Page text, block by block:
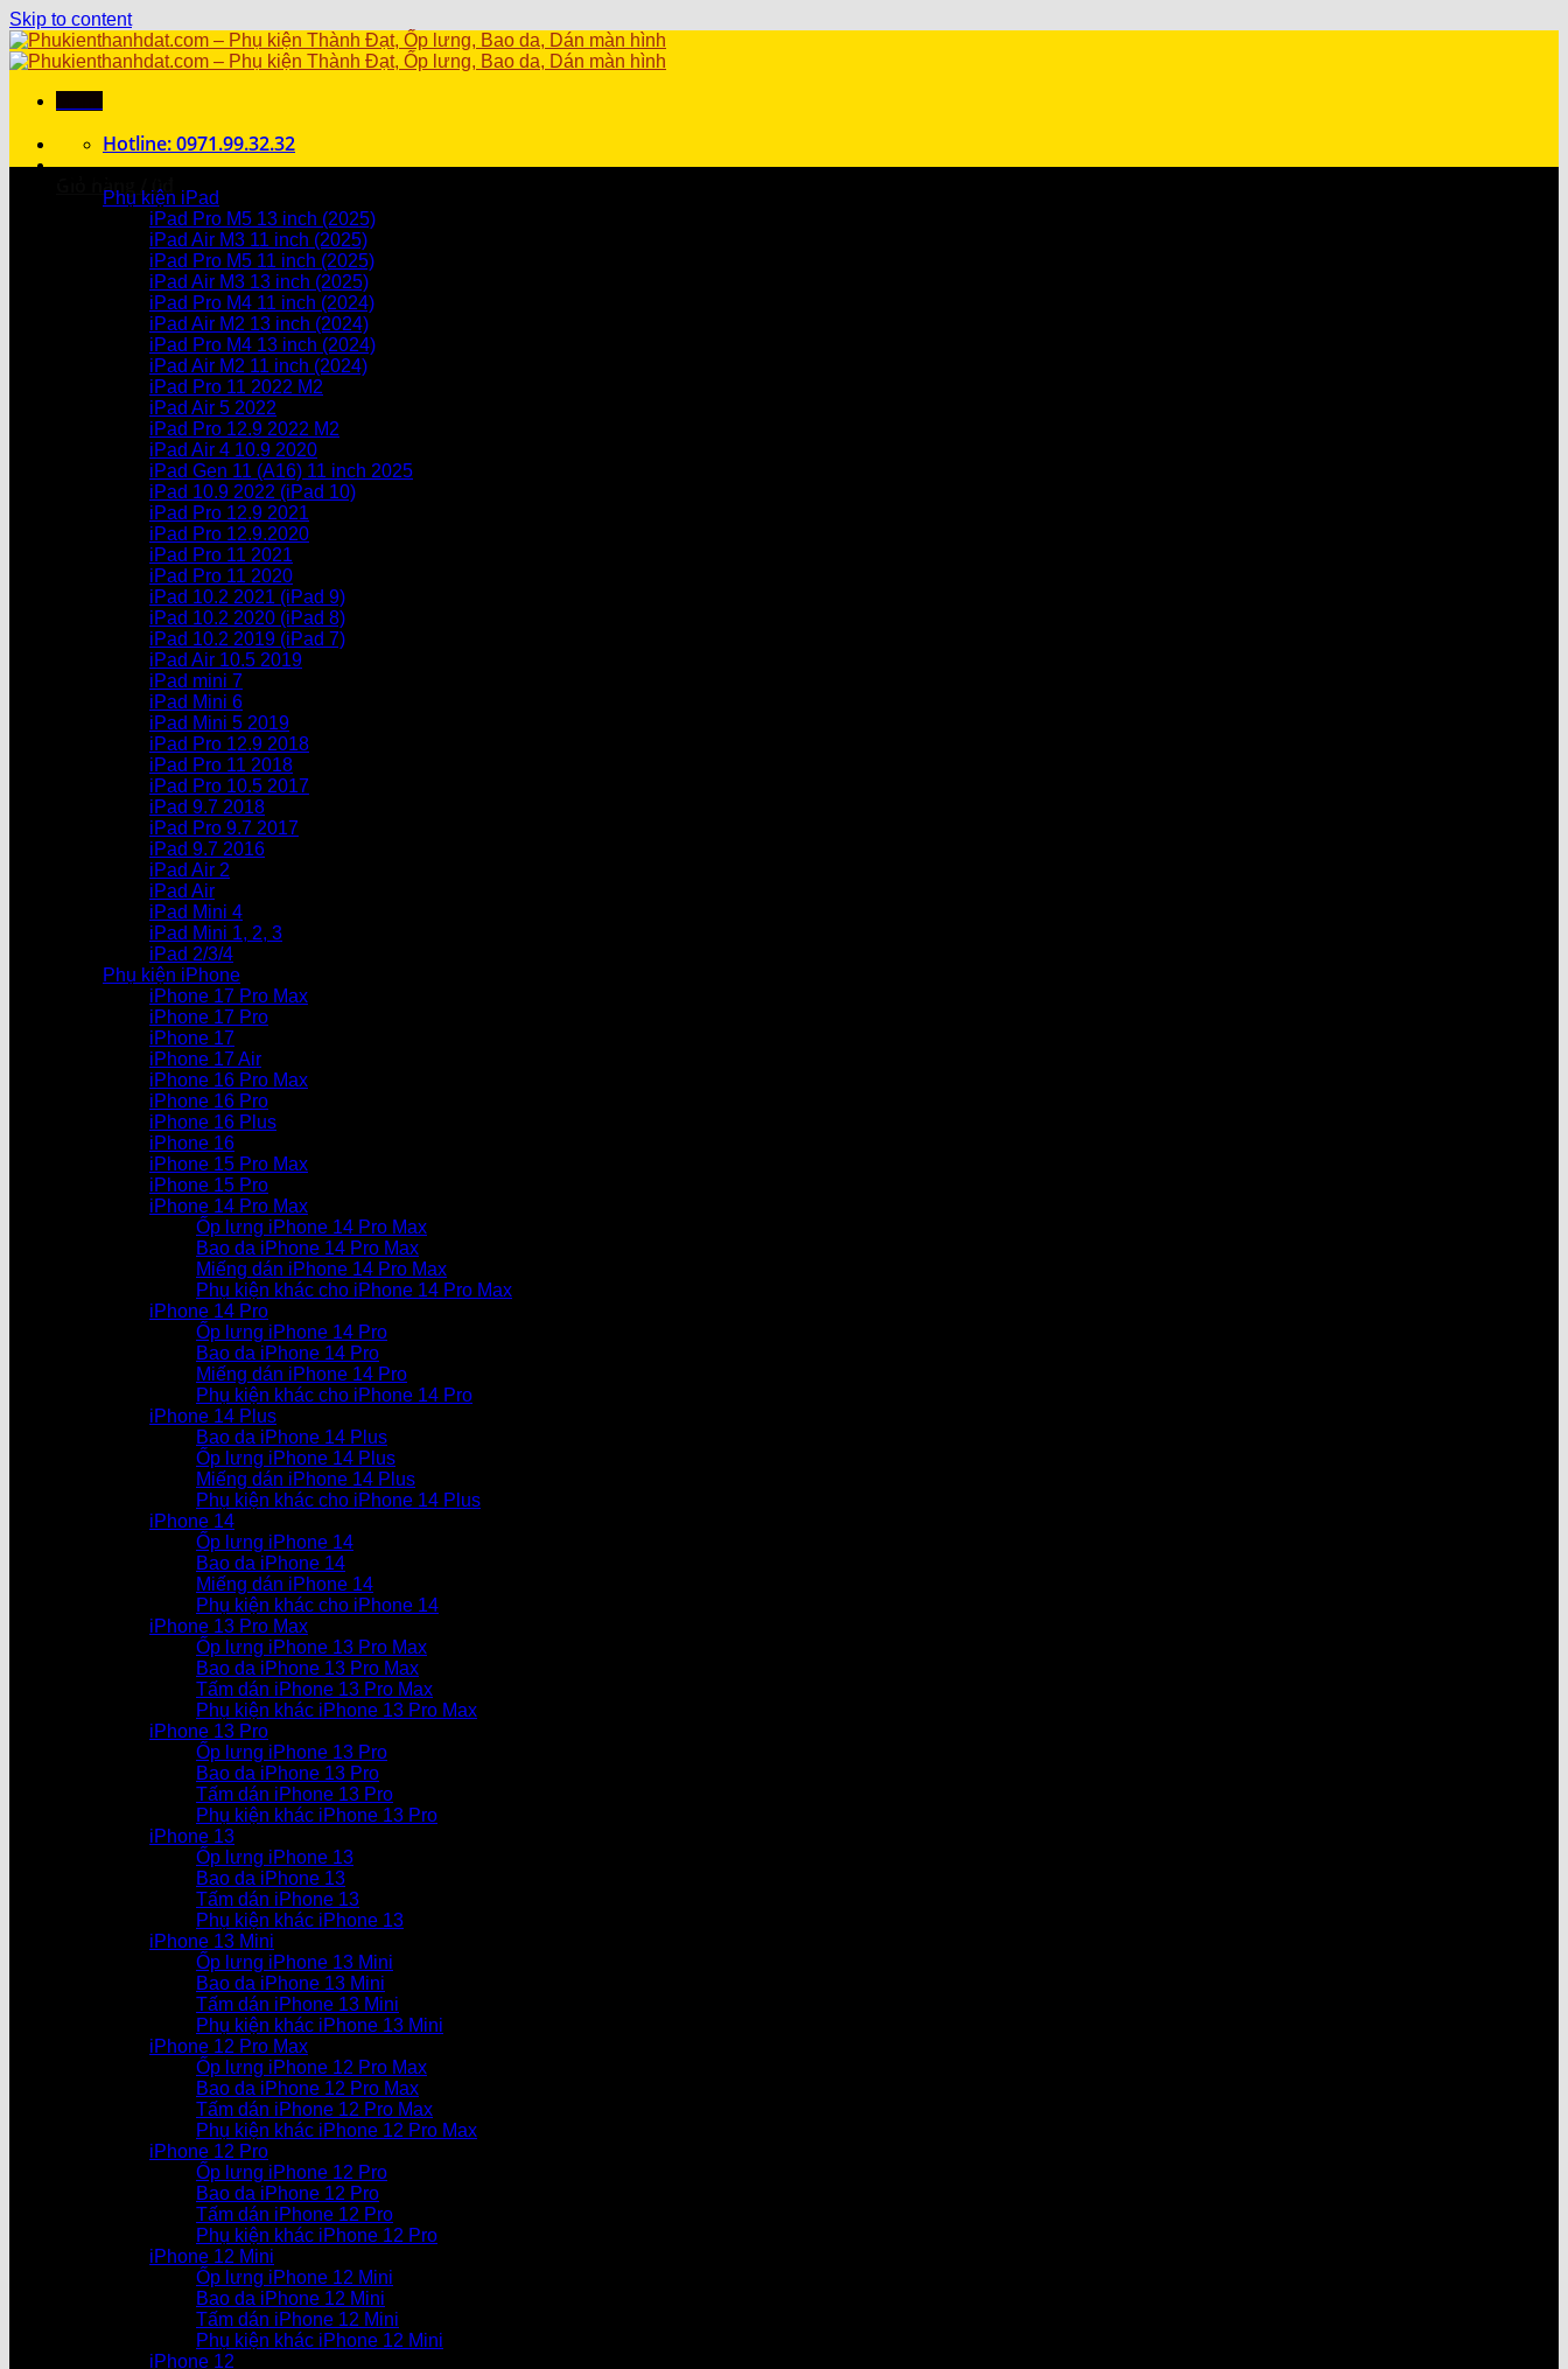
Skip to content
Hotline: 0971.99.32.32
Giỏ hàng / 0₫
Chưa có sản phẩm trong giỏ hàng.
Chưa có sản phẩm trong giỏ hàng.
Phụ kiện iPad
iPad Pro M5 13 inch (2025)
iPad Air M3 11 inch (2025)
iPad Pro M5 11 inch (2025)
iPad Air M3 13 inch (2025)
iPad Pro M4 11 inch (2024)
iPad Air M2 13 inch (2024)
iPad Pro M4 13 inch (2024)
iPad Air M2 11 inch (2024)
iPad Pro 11 2022 M2
iPad Air 5 2022
iPad Pro 12.9 2022 M2
iPad Air 4 10.9 2020
iPad Gen 11 (A16) 11 inch 2025
iPad 10.9 2022 (iPad 10)
iPad Pro 12.9 2021
iPad Pro 12.9.2020
iPad Pro 11 2021
iPad Pro 11 2020
iPad 10.2 2021 (iPad 9)
iPad 10.2 2020 (iPad 8)
iPad 10.2 2019 (iPad 7)
iPad Air 10.5 2019
iPad mini 7
iPad Mini 6
iPad Mini 5 2019
iPad Pro 12.9 2018
iPad Pro 11 2018
iPad Pro 10.5 2017
iPad 9.7 2018
iPad Pro 9.7 2017
iPad 9.7 2016
iPad Air 2
iPad Air
iPad Mini 4
iPad Mini 1, 2, 3
iPad 2/3/4
Phụ kiện iPhone
iPhone 17 Pro Max
iPhone 17 Pro
iPhone 17
iPhone 17 Air
iPhone 16 Pro Max
iPhone 16 Pro
iPhone 16 Plus
iPhone 16
iPhone 15 Pro Max
iPhone 15 Pro
iPhone 14 Pro Max
Ốp lưng iPhone 14 Pro Max
Bao da iPhone 14 Pro Max
Miếng dán iPhone 14 Pro Max
Phụ kiện khác cho iPhone 14 Pro Max
iPhone 14 Pro
Ốp lưng iPhone 14 Pro
Bao da iPhone 14 Pro
Miếng dán iPhone 14 Pro
Phụ kiện khác cho iPhone 14 Pro
iPhone 14 Plus
Bao da iPhone 14 Plus
Ốp lưng iPhone 14 Plus
Miếng dán iPhone 14 Plus
Phụ kiện khác cho iPhone 14 Plus
iPhone 14
Ốp lưng iPhone 14
Bao da iPhone 14
Miếng dán iPhone 14
Phụ kiện khác cho iPhone 14
iPhone 13 Pro Max
Ốp lưng iPhone 13 Pro Max
Bao da iPhone 13 Pro Max
Tấm dán iPhone 13 Pro Max
Phụ kiện khác iPhone 13 Pro Max
iPhone 13 Pro
Ốp lưng iPhone 13 Pro
Bao da iPhone 13 Pro
Tấm dán iPhone 13 Pro
Phụ kiện khác iPhone 13 Pro
iPhone 13
Ốp lưng iPhone 13
Bao da iPhone 13
Tấm dán iPhone 13
Phụ kiện khác iPhone 13
iPhone 13 Mini
Ốp lưng iPhone 13 Mini
Bao da iPhone 13 Mini
Tấm dán iPhone 13 Mini
Phụ kiện khác iPhone 13 Mini
iPhone 12 Pro Max
Ốp lưng iPhone 12 Pro Max
Bao da iPhone 12 Pro Max
Tấm dán iPhone 12 Pro Max
Phụ kiện khác iPhone 12 Pro Max
iPhone 12 Pro
Ốp lưng iPhone 12 Pro
Bao da iPhone 12 Pro
Tấm dán iPhone 12 Pro
Phụ kiện khác iPhone 12 Pro
iPhone 12 Mini
Ốp lưng iPhone 12 Mini
Bao da iPhone 12 Mini
Tấm dán iPhone 12 Mini
Phụ kiện khác iPhone 12 Mini
iPhone 12